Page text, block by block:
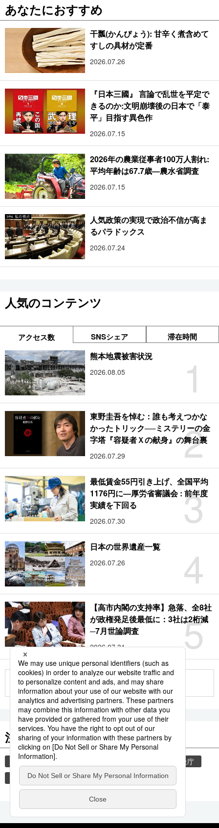
あなたにおすすめ
干瓢(かんぴょう): 甘辛く煮含めて
すしの具材が定番
2026.07.26
『日本三國』 言論で乱世を平定で
きるのか:文明崩壊後の日本で「泰
平」目指す異色作
2026.07.15
2026年の農業従事者100万人割れ:
平均年齢は67.7歳―農水省調査
2026.07.15
人気政策の実現で政治不信が高ま
るパラドックス
2026.07.24
人気のコンテンツ
アクセス数 SNSシェア 滞在時間
1
熊本地震被害状況
2026.08.05
2
東野圭吾を悼む：誰も考えつかな
かったトリック──ミステリーの金
字塔『容疑者Ｘの献身』の舞台裏
2026.07.29
3
最低賃金55円引き上げ、全国平均
1176円に―厚労省審議会 : 前年度
実績を下回る
2026.07.30
4
日本の世界遺産一覧
2026.07.26
5
【高市内閣の支持率】急落、全8社
が政権発足後最低に：3社は2桁減
─7月世論調査
2026.07.31
もっと見る
注目のキーワード
共同通信ニュース
気象庁
津波 熊本 熊本地震 観光